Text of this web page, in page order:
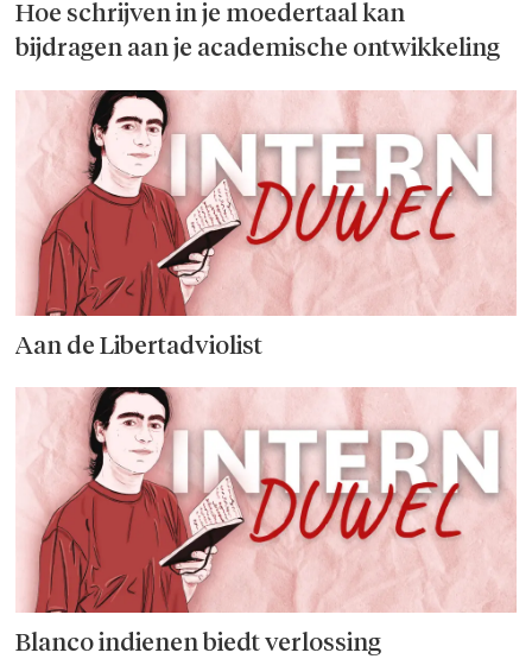
Hoe schrijven in je moedertaal kan
bijdragen aan je academische ontwikkeling
Aan de Libertadviolist
Blanco indienen biedt verlossing